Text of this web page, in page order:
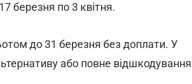
березня по 3 квітня.
до 31 березня без доплати. У
або повне відшкодування